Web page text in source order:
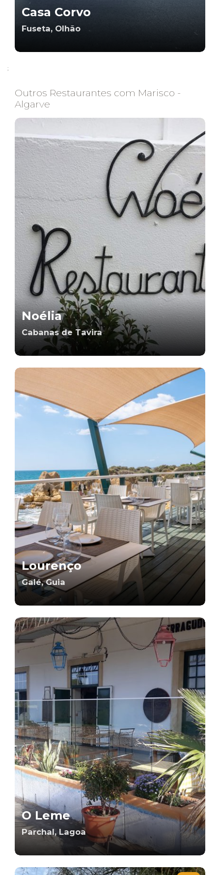
Casa Corvo
Fuseta, Olhão
;
Outros Restaurantes com Marisco -
Algarve
Noélia
Cabanas de Tavira
Lourenço
Galé, Guia
O Leme
Parchal, Lagoa